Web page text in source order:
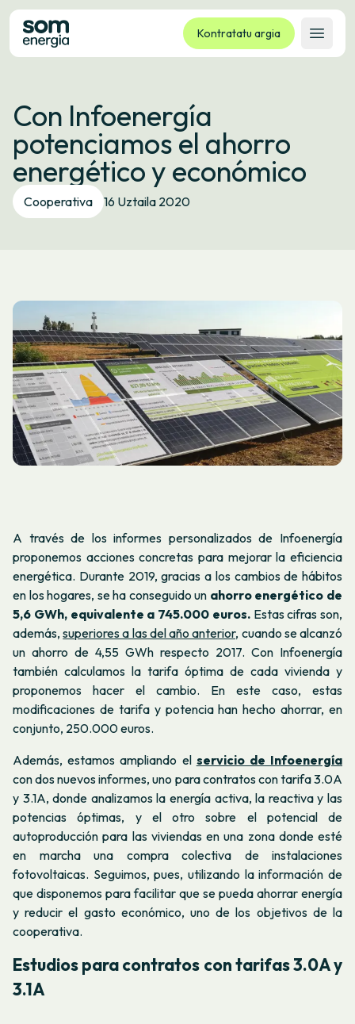
Kontratatu argia
Ireki
Tarifak
Zerbitzuak
Enpresak
Kooperatiba
Kontaktua
Con Infoenergía
potenciamos el ahorro
energético y económico
Cooperativa 16 Uztaila 2020
A través de los informes personalizados de Infoenergía
proponemos acciones concretas para mejorar la eficiencia
energética. Durante 2019, gracias a los cambios de hábitos
en los hogares, se ha conseguido un ahorro energético de
5,6 GWh, equivalente a 745.000 euros.Estas cifras son,
además,superiores a las del año anterior, cuando se alcanzó
un ahorro de 4,55 GWh respecto 2017. Con Infoenergía
también calculamos la tarifa óptima de cada vivienda y
proponemos hacer el cambio. En este caso, estas
modificaciones de tarifa y potencia han hecho ahorrar, en
conjunto, 250.000 euros.
Además, estamos ampliando el servicio de Infoenergía
con dos nuevos informes, uno para contratos con tarifa 3.0A
y 3.1A, donde analizamos la energía activa, la reactiva y las
potencias óptimas, y el otro sobre el potencial de
autoproducción para las viviendas en una zona donde esté
en marcha una compra colectiva de instalaciones
fotovoltaicas. Seguimos, pues, utilizando la información de
que disponemos para facilitar que se pueda ahorrar energía
y reducir el gasto económico, uno de los objetivos de la
cooperativa.
Estudios para contratos con tarifas 3.0A y
3.1A